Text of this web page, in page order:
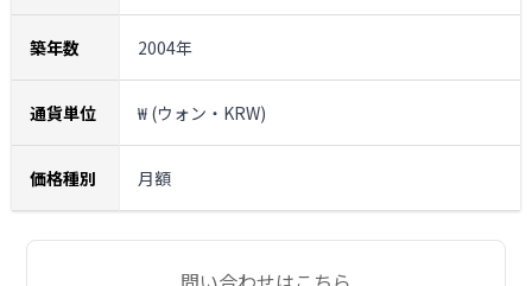
築年数 2004年
通貨単位 ₩ (ウォン・KRW)
価格種別 月額